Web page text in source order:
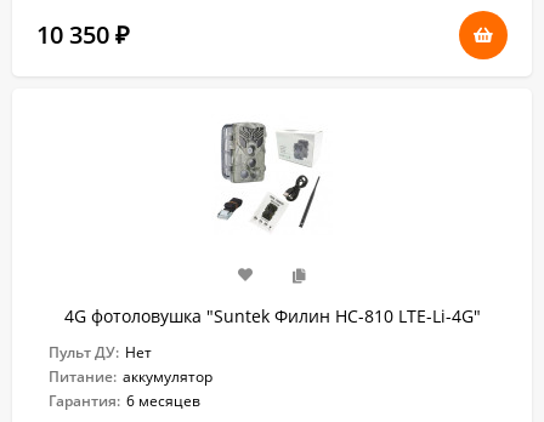
10 350 ₽
4G фотоловушка "Suntek Филин HC-810 LTE-Li-4G"
Пульт ДУ: Нет
Питание: аккумулятор
Гарантия: 6 месяцев